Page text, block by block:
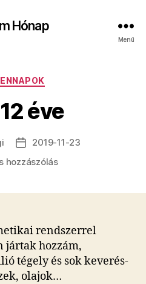
Hónap
Menü
Kategóriák
éve
Bejegyzés
dátuma
2019-11-23
hozzászólása(z)
rendszerrel
jártak hozzám,
tégely és sok keverés-
olajok…